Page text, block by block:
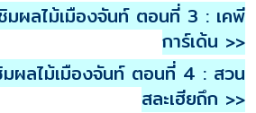
มผลไม้เมืองจันท์ ตอนที่ 3 : เคพี
การ์เด้น >>
มผลไม้เมืองจันท์ ตอนที่ 4 : สวน
สละเฮียถึก >>